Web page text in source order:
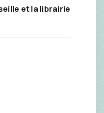
et la librairie